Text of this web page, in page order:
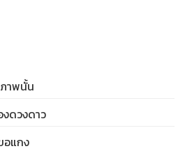
าพนั้น
งดวงดาว
อแกง